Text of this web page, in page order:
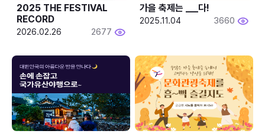
2025 THE FESTIVAL
RECORD
2026.02.26 2677
2025.11.04 3660